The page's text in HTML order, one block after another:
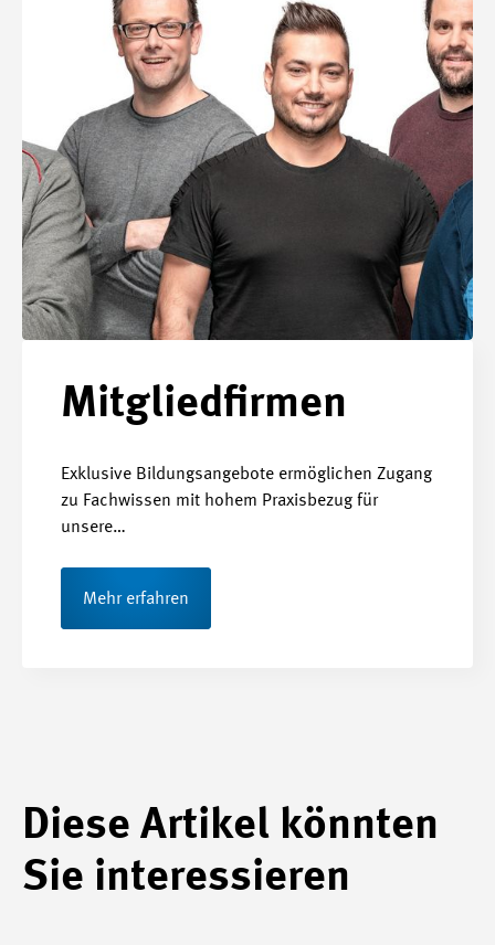
Mitgliedfirmen
Exklusive Bildungsangebote ermöglichen Zugang
zu Fachwissen mit hohem Praxisbezug für
unsere…
Mehr erfahren
Diese Artikel könnten
Sie interessieren